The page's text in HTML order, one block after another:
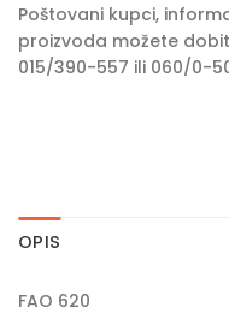
Poštovani kupci,
proizvoda možete
015/390-557 ili 060/0-
OPIS
FAO 620